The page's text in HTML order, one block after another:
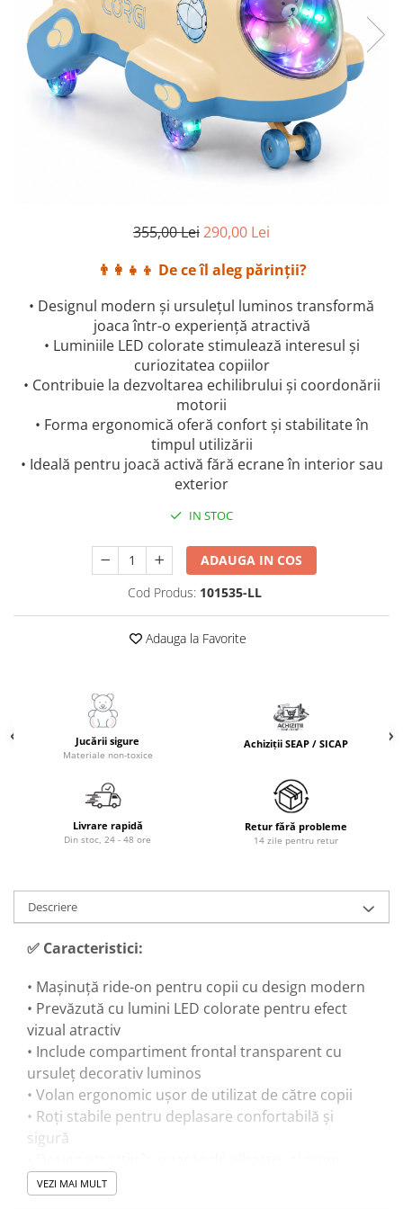
355,00 Lei290,00 Lei
👨‍👩‍👧‍👦 De ce îl aleg părinții?
• Designul modern și ursulețul luminos transformă
joaca într-o experiență atractivă
• Luminiile LED colorate stimulează interesul și
curiozitatea copiilor
• Contribuie la dezvoltarea echilibrului și coordonării
motorii
• Forma ergonomică oferă confort și stabilitate în
timpul utilizării
• Ideală pentru joacă activă fără ecrane în interior sau
exterior
IN STOC
ADAUGA IN COS
Cod Produs: 101535-LL
Adauga la Favorite
Jucării sigure
Materiale non-toxice
Achiziții SEAP / SICAP
Livrare rapidă
Din stoc, 24 - 48 ore
Retur fără probleme
14 zile pentru retur
Descriere
✅ Caracteristici:
• Mașinuță ride-on pentru copii cu design modern
• Prevăzută cu lumini LED colorate pentru efect
vizual atractiv
• Include compartiment frontal transparent cu
ursuleț decorativ luminos
• Volan ergonomic ușor de utilizat de către copii
• Roți stabile pentru deplasare confortabilă și
sigură
• Scaun confortabil adaptat copiilor mici
• Contribuie la dezvoltarea coordonării și
VEZI MAI MULT